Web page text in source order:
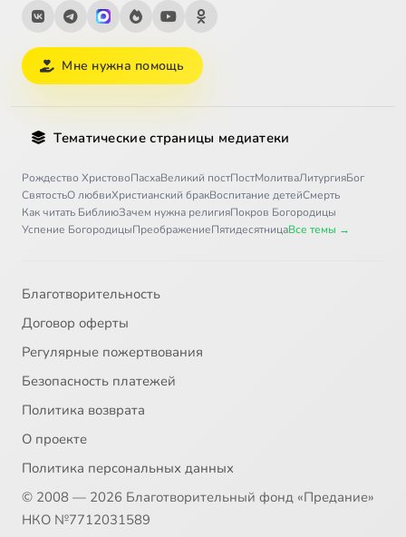
Мне нужна помощь
Тематические страницы медиатеки
Рождество ХристовоПасхаВеликий постПостМолитваЛитургияБог
СвятостьО любвиХристианский бракВоспитание детейСмерть
Как читать БиблиюЗачем нужна религияПокров Богородицы
Успение БогородицыПреображениеПятидесятницаВсе темы →
Благотворительность
Договор оферты
Регулярные пожертвования
Безопасность платежей
Политика возврата
О проекте
Политика персональных данных
© 2008 — 2026 Благотворительный фонд «Предание»
НКО №7712031589